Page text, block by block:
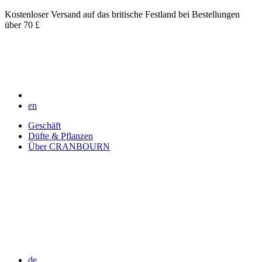
Kostenloser Versand auf das britische Festland bei Bestellungen
über 70 £
en
Geschäft
Düfte & Pflanzen
Über CRANBOURN
de